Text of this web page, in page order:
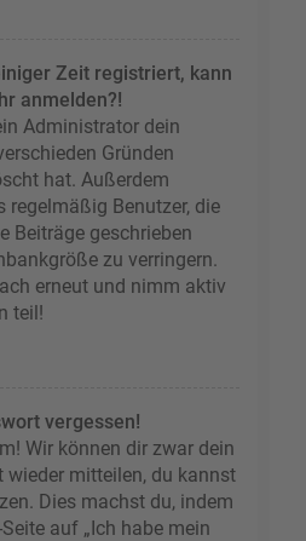
Zeit registriert, kann
anmelden?!
Administrator dein
Gründen
hat. Außerdem
regelmäßig Benutzer, die
Beiträge geschrieben
zu verringern.
erneut und nimm aktiv
teil!
vergessen!
Wir können dir zwar dein
wieder mitteilen, du kannst
Dies machst du, indem
auf „Ich habe mein